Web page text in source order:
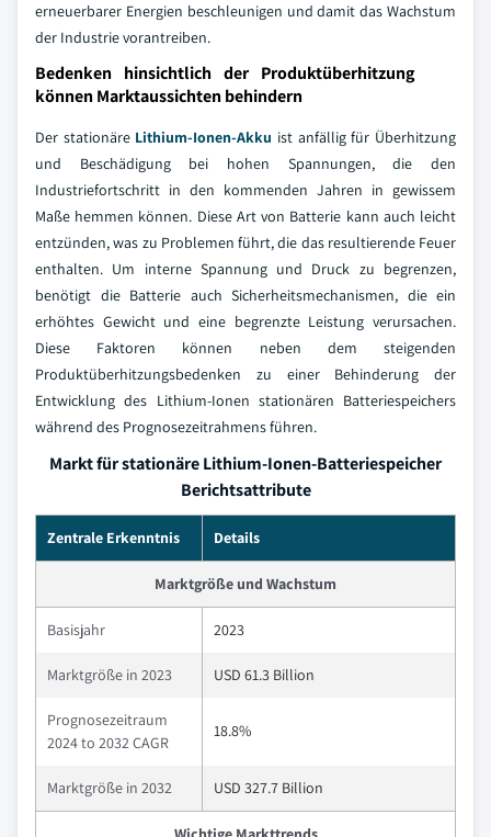
erneuerbarer Energien beschleunigen und damit das Wachstum
der Industrie vorantreiben.
Bedenken hinsichtlich der Produktüberhitzung
können Marktaussichten behindern
Der stationäre Lithium-Ionen-Akku ist anfällig für Überhitzung
und Beschädigung bei hohen Spannungen, die den
Industriefortschritt in den kommenden Jahren in gewissem
Maße hemmen können. Diese Art von Batterie kann auch leicht
entzünden, was zu Problemen führt, die das resultierende Feuer
enthalten. Um interne Spannung und Druck zu begrenzen,
benötigt die Batterie auch Sicherheitsmechanismen, die ein
erhöhtes Gewicht und eine begrenzte Leistung verursachen.
Diese Faktoren können neben dem steigenden
Produktüberhitzungsbedenken zu einer Behinderung der
Entwicklung des Lithium-Ionen stationären Batteriespeichers
während des Prognosezeitrahmens führen.
Markt für stationäre Lithium-Ionen-Batteriespeicher
Berichtsattribute
Zentrale Erkenntnis Details
Marktgröße und Wachstum
Basisjahr 2023
Marktgröße in 2023 USD 61.3 Billion
Prognosezeitraum
2024 to 2032 CAGR
18.8%
Marktgröße in 2032 USD 327.7 Billion